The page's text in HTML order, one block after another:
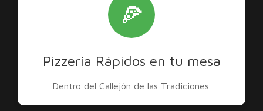
🍕
Pizzería Rápidos en tu mesa
Dentro del Callejón de las Tradiciones.